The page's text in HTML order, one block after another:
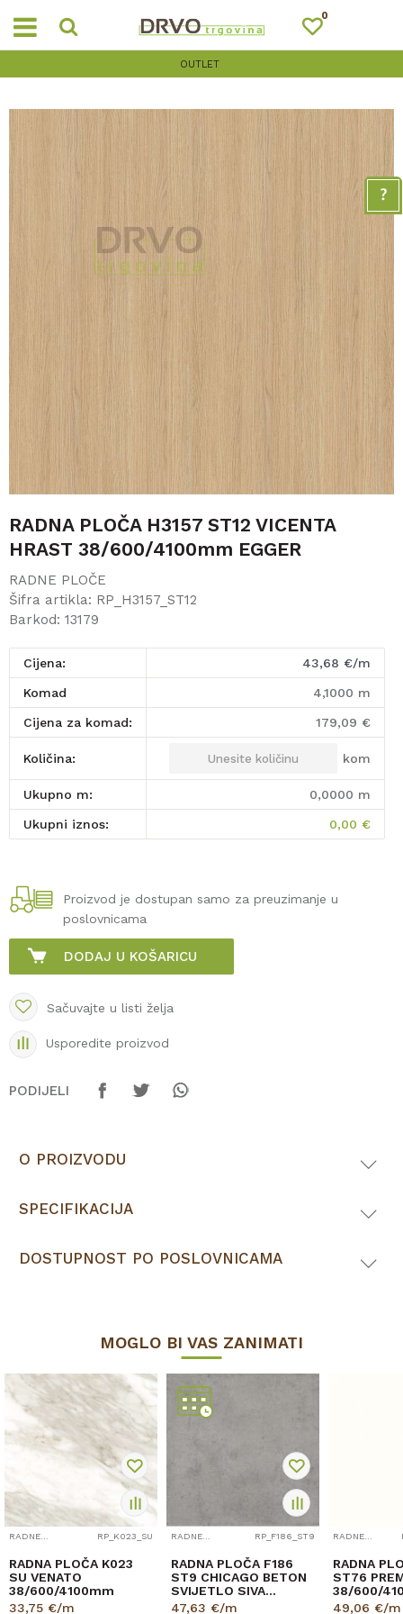
0
OUTLET
RADNA PLOČA H3157 ST12 VICENTA
HRAST 38/600/4100mm EGGER
RADNE PLOČE
Šifra artikla: RP_H3157_ST12
Barkod: 13179
Cijena: 43,68 €/m
komad 4,1000 m
Cijena za komad: 179,09 €
Količina: kom
Ukupno m: 0,0000 m
Ukupni iznos: 0,00 €
Proizvod je dostupan samo za preuzimanje u
poslovnicama
DODAJ U KOŠARICU
Sačuvajte u listi želja
Usporedite proizvod
PODIJELI
O PROIZVODU
SPECIFIKACIJA
DOSTUPNOST PO POSLOVNICAMA
MOGLO BI VAS ZANIMATI
RP_K023_SU
RADNA PLOČA K023
SU VENATO
38/600/4100mm
33,75 €/m
RP_F186_ST9
RADNA PLOČA F186
ST9 CHICAGO BETON
SVIJETLO SIVA
38/600/4100mm
47,63 €/m
RADNA
ST76
38/600/
EGGER
49,06 €/m